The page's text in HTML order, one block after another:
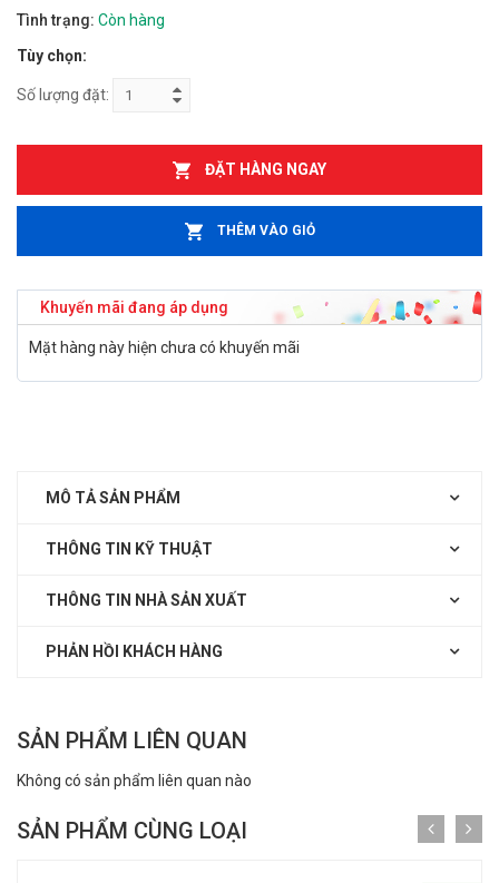
Tình trạng: Còn hàng
Tùy chọn:
Số lượng đặt:
ĐẶT HÀNG NGAY
THÊM VÀO GIỎ
Khuyến mãi đang áp dụng
Mặt hàng này hiện chưa có khuyến mãi
MÔ TẢ SẢN PHẨM
THÔNG TIN KỸ THUẬT
THÔNG TIN NHÀ SẢN XUẤT
PHẢN HỒI KHÁCH HÀNG
SẢN PHẨM LIÊN QUAN
Không có sản phẩm liên quan nào
SẢN PHẨM CÙNG LOẠI